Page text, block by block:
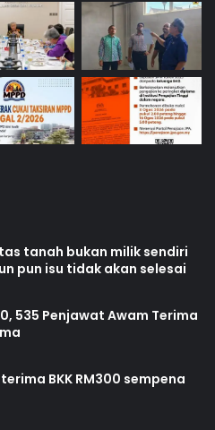
tanah bukan milik sendiri
pun isu tidak akan selesai
535 Penjawat Awam Terima
BKK RM300 sempena